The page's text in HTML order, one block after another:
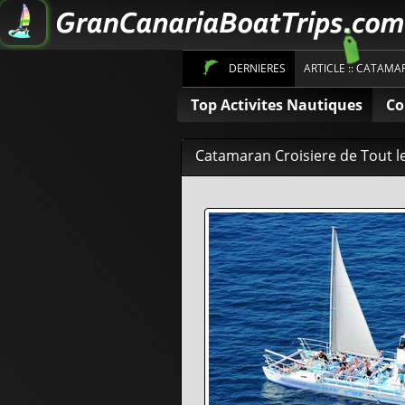
DERNIERES ARTICLE ::
Inscrivez-vous pour obtenir
Top Activites Nautiques
Catamaran Croisiere de Tout